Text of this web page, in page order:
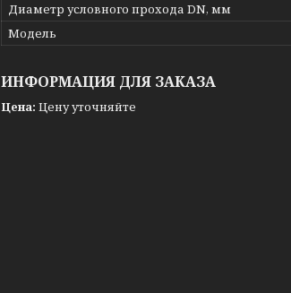
Диаметр условного прохода DN, мм
Модель
ИНФОРМАЦИЯ ДЛЯ ЗАКАЗА
Цена: Цену уточняйте